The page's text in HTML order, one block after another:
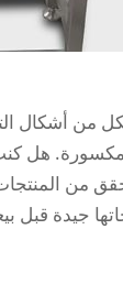
من أشكال
هل
من
جيدة قبل